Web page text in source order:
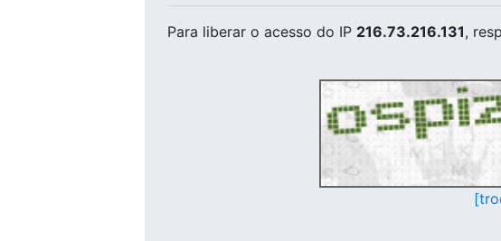
Para liberar o acesso do IP 216.73.216.131,